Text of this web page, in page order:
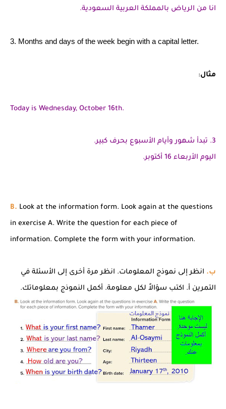
انا من الرياض بالمملكة العربية السعودية.
3. Months and days of the week begin with a capital letter.
مثال:
Today is Wednesday, October 16th.
3. تبدأ شهور وأيام الأسبوع بحرف كبير.
اليوم الأربعاء 16 أكتوبر.
B. Look at the information form. Look again at the questions
in exercise A. Write the question for each piece of
information. Complete the form with your information.
ب. انظر إلى نموذج المعلومات. انظر مرة أخرى إلى الأسئلة في
التمرين أ. اكتب سؤالاً لكل معلومة. أكمل النموذج بمعلوماتك.